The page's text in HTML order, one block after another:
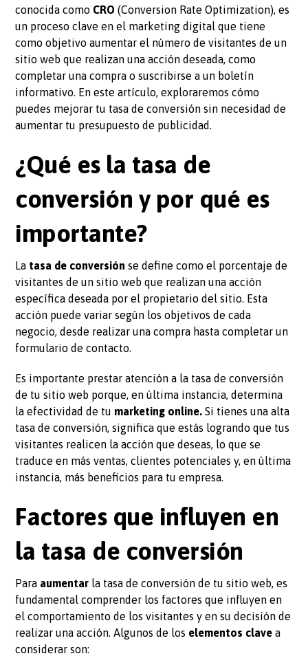
conocida como CRO (Conversion Rate Optimization), es
un proceso clave en el marketing digital que tiene
como objetivo aumentar el número de visitantes de un
sitio web que realizan una acción deseada, como
completar una compra o suscribirse a un boletín
informativo. En este artículo, exploraremos cómo
puedes mejorar tu tasa de conversión sin necesidad de
aumentar tu presupuesto de publicidad.
¿Qué es la tasa de
conversión y por qué es
importante?
La tasa de conversión se define como el porcentaje de
visitantes de un sitio web que realizan una acción
específica deseada por el propietario del sitio. Esta
acción puede variar según los objetivos de cada
negocio, desde realizar una compra hasta completar un
formulario de contacto.
Es importante prestar atención a la tasa de conversión
de tu sitio web porque, en última instancia, determina
la efectividad de tu marketing online. Si tienes una alta
tasa de conversión, significa que estás logrando que tus
visitantes realicen la acción que deseas, lo que se
traduce en más ventas, clientes potenciales y, en última
instancia, más beneficios para tu empresa.
Factores que influyen en
la tasa de conversión
Para aumentar la tasa de conversión de tu sitio web, es
fundamental comprender los factores que influyen en
el comportamiento de los visitantes y en su decisión de
realizar una acción. Algunos de los elementos clave a
considerar son: